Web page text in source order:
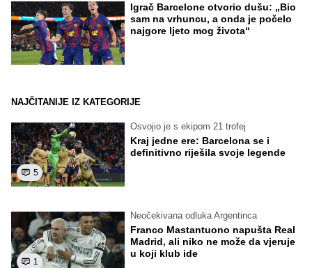
Igrač Barcelone otvorio dušu: „Bio
sam na vrhuncu, a onda je počelo
najgore ljeto mog života“
NAJČITANIJE IZ KATEGORIJE
5
Osvojio je s ekipom 21 trofej
Kraj jedne ere: Barcelona se i
definitivno riješila svoje legende
1
Neočekivana odluka Argentinca
Franco Mastantuono napušta Real
Madrid, ali niko ne može da vjeruje
u koji klub ide